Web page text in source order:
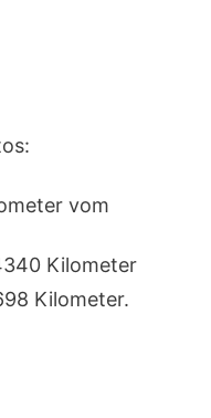
vom
Kilometer
Kilometer.